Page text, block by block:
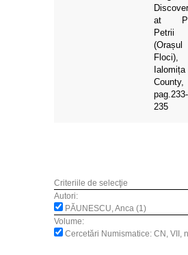
at
Petrii
(Orașul
Floci),
Ialomița
County,
pag.233-
235
Criteriile de selecţie
Autori:
PĂUNESCU, Anca (1)
Volume:
Cercetări Numismatice: CN, VII,